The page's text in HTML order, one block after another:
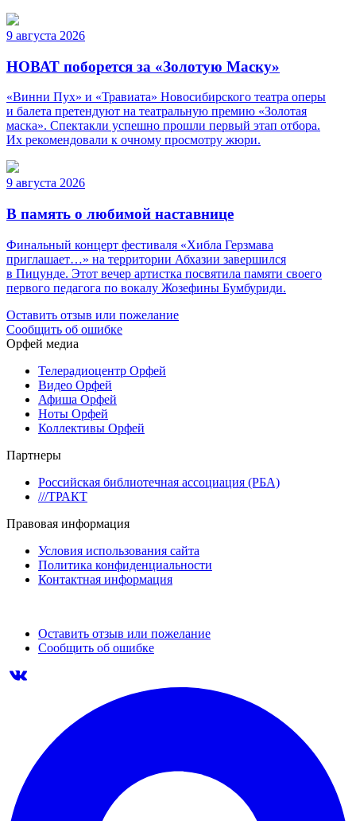
9 августа 2026
НОВАТ поборется за «Золотую Маску»
«Винни Пух» и «Травиата» Новосибирского театра оперы
и балета претендуют на театральную премию «Золотая
маска». Спектакли успешно прошли первый этап отбора.
Их рекомендовали к очному просмотру жюри.
9 августа 2026
В память о любимой наставнице
Финальный концерт фестиваля «Хибла Герзмава
приглашает…» на территории Абхазии завершился
в Пицунде. Этот вечер артистка посвятила памяти своего
первого педагога по вокалу Жозефины Бумбуриди.
Оставить отзыв или пожелание
Сообщить об ошибке
Орфей медиа
Телерадиоцентр Орфей
Видео Орфей
Афиша Орфей
Ноты Орфей
Коллективы Орфей
Партнеры
Российская библиотечная ассоциация (РБА)
///ТРАКТ
Правовая информация
Условия использования сайта
Политика конфиденциальности
Контактная информация
Оставить отзыв или пожелание
Сообщить об ошибке